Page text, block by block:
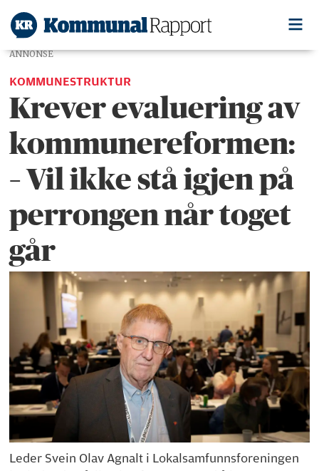
ANNONSE
KOMMUNESTRUKTUR
Krever evaluering av
kommunereformen:
– Vil ikke stå igjen på
perrongen når toget
går
Leder Svein Olav Agnalt i Lokalsamfunnsforeningen